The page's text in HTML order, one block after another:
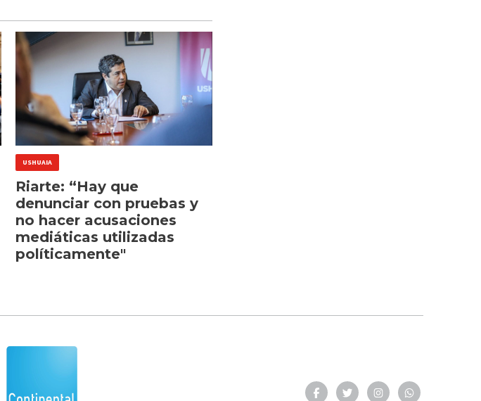
USHUAIA
Riarte: “Hay que
denunciar con pruebas y
no hacer acusaciones
mediáticas utilizadas
políticamente"